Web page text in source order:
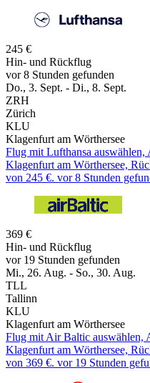
245 €
Hin- und Rückflug
vor 8 Stunden gefunden
Do., 3. Sept. - Di., 8. Sept.
ZRH
Zürich
KLU
Klagenfurt am Wörthersee
Flug mit Lufthansa
Klagenfurt am Wörthersee,
von 245 €. vor 8 Stunden
369 €
Hin- und Rückflug
vor 19 Stunden gefunden
Mi., 26. Aug. - So., 30. Aug.
TLL
Tallinn
KLU
Klagenfurt am Wörthersee
Flug mit Air Baltic auswählen,
Klagenfurt am Wörthersee,
von 369 €. vor 19 Stunden